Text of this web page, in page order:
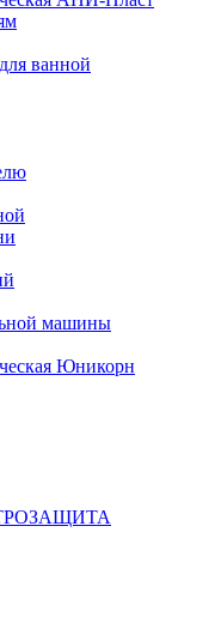
ванной
машины
Юникорн